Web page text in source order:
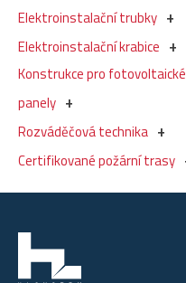
Elektroinstalační trubky
Elektroinstalační krabice
Konstrukce pro fotovoltaické
panely
Rozváděčová technika
Certifikované požární trasy